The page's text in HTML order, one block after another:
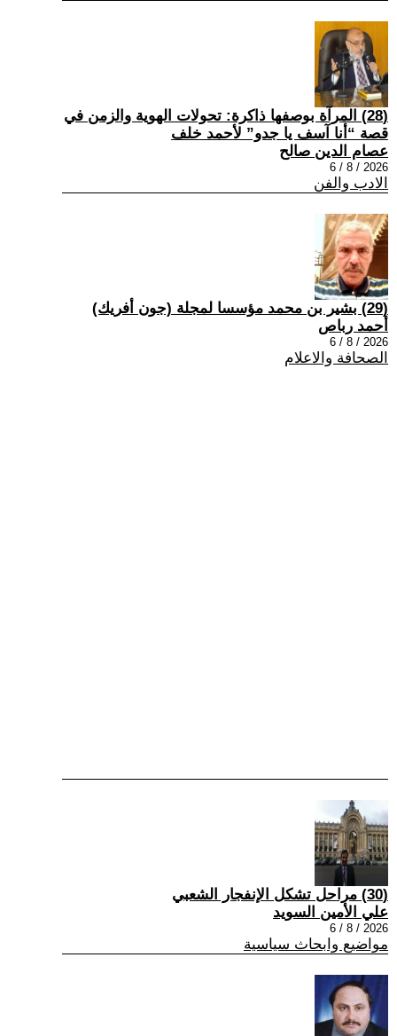
(28) المرآة بوصفها ذاكرة: تحولات الهوية والزمن في
قصة “أنا آسف يا جدو” لأحمد خلف
عصام الدين صالح
2026 / 8 / 6
الادب والفن
(29) بشير بن محمد مؤسسا لمجلة (جون أفريك)
أحمد رباص
2026 / 8 / 6
الصحافة والاعلام
(30) مراحل تشكل الإنفجار الشعبي
علي الأمين السويد
2026 / 8 / 6
مواضيع وابحاث سياسية